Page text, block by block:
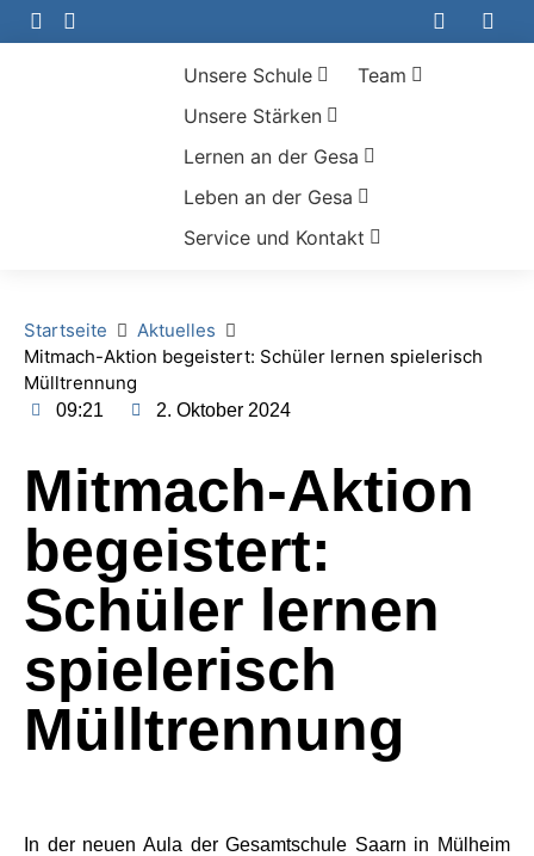
Unsere Schule
Team
Unsere Stärken
Lernen an der Gesa
Leben an der Gesa
Service und Kontakt
Startseite
Aktuelles
Mitmach-Aktion begeistert: Schüler lernen spielerisch
Mülltrennung
09:21 2. Oktober 2024
Mitmach-Aktion
begeistert:
Schüler lernen
spielerisch
Mülltrennung
In der neuen Aula der Gesamtschule Saarn in Mülheim